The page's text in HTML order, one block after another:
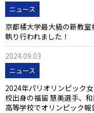
ニュース
京都橘大学最大級の新教室
執り行われました！
2024.09.03
ニュース
2024年パリオリンピック
校出身の福留 慧美選手、
高等学校でオリンピック報